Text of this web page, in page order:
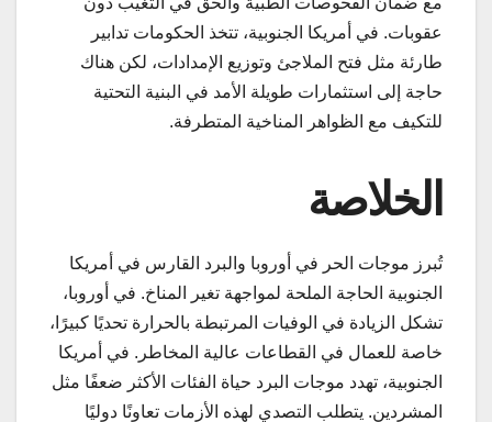
عقوبات. في أمريكا الجنوبية، تتخذ الحكومات تدابير
طارئة مثل فتح الملاجئ وتوزيع الإمدادات، لكن هناك
حاجة إلى استثمارات طويلة الأمد في البنية التحتية
للتكيف مع الظواهر المناخية المتطرفة.
الخلاصة
تُبرز موجات الحر في أوروبا والبرد القارس في أمريكا
الجنوبية الحاجة الملحة لمواجهة تغير المناخ. في أوروبا،
تشكل الزيادة في الوفيات المرتبطة بالحرارة تحديًا كبيرًا،
خاصة للعمال في القطاعات عالية المخاطر. في أمريكا
الجنوبية، تهدد موجات البرد حياة الفئات الأكثر ضعفًا مثل
المشردين. يتطلب التصدي لهذه الأزمات تعاونًا دوليًا